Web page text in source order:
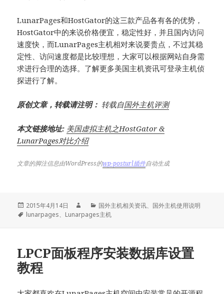
LunarPages和HostGator的这三款产品各有各的优势，
HostGator中的来说价格便宜，稳定性好，并且国内访问
速度快，而LunarPages主机相对来说要贵点，不过其稳
定性、访问速度都是比较理想，大家可以根据网站自身需
求进行合理的选择。了解更多美国主机资讯可登录主机侦
探进行了解。
原创文章，转载请注明： 转载自国外主机评测
本文链接地址: 美国虚拟主机之HostGator &
LunarPages对比介绍
文章的脚注信息由WordPress的wp-posturl插件自动生成
发
布
2015年4月14日
者
分
类
国外主机相关资讯、 国外主机使用说明
标
lunarpages、 Lunarpages主机
LPCP面板程序安装数据库设置
教程